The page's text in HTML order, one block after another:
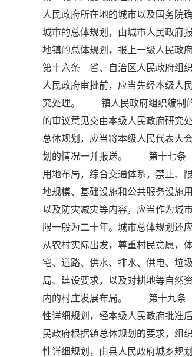
人民政府所在地的城市以及国务院
城市的总体规划，由城市人民政
地镇的总体规划，报上一级人民
第十六条 省、自治区人民政府组
人民政府审批前，应当先经本级人
究处理。 镇人民政府组织编制的
的审议意见交由本级人民政府研
总体规划，应当将本级人民代表大
划的情况一并报送。 第十七条 城
用地布局，综合交通体系，禁止
地规模、基础设施和公共服务设施
以及防灾减灾等内容，应当作为
限一般为二十年。城市总体规划
从农村实际出发，尊重村民意愿
宅、道路、供水、排水、供电、垃
局、建设要求，以及对耕地等自然
内的村庄发展布局。 第十九条 城
性详细规划，经本级人民政府批
民政府根据镇总体规划的要求，组
性详细规划，由县人民政府城乡规